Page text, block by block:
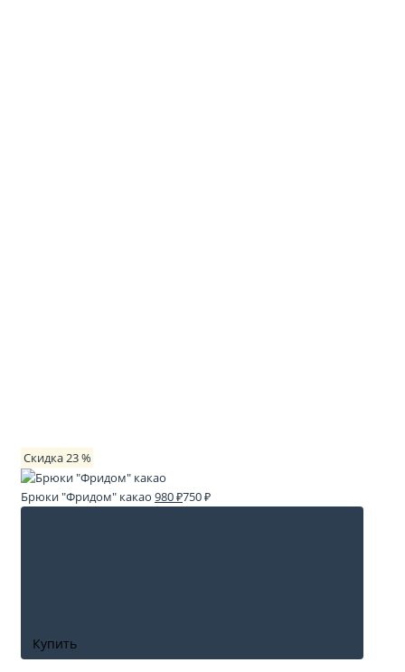
Скидка 23 %
Брюки "Фридом" какао 980 ₽750 ₽
Купить